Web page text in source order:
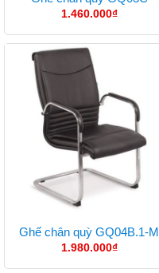
1.460.000₫
Ghế chân quỳ GQ04B.1-M
1.980.000₫